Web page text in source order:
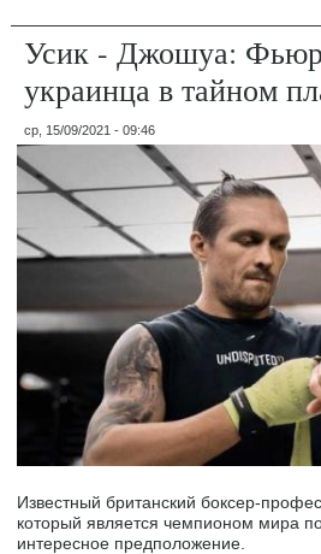
Усик - Джошуа:
украинца в тайном
ср, 15/09/2021 - 09:46
Известный британский боксер-
который является чемпионом мира
интересное предположение.